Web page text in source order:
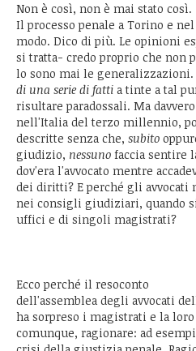
Non è così, non è mai stato così.
Il processo penale a Torino e
modo. Dico di più. Le opinioni
si tratta- credo proprio che non
lo sono mai le
di una serie di fatti a tinte a tal
risultare paradossali. Ma
nell'Italia del terzo millennio,
descritte senza che, subito
giudizio, nessuno faccia sentire
dov'era l'avvocato mentre
dei diritti? E perché gli
nei consigli giudiziari, quando
uffici e di singoli magistrati?
Ecco perché il resoconto
dell'assemblea degli avvocati
ha sorpreso i magistrati e la
comunque, ragionare: ad